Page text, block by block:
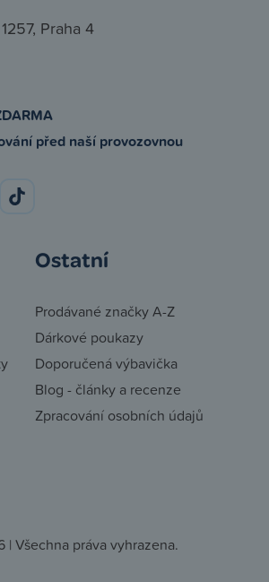
Praha 4
před naší provozovnou
Ostatní
Prodávané značky A-Z
Dárkové poukazy
Doporučená výbavička
Blog - články a recenze
Zpracování osobních údajů
| Všechna práva vyhrazena.